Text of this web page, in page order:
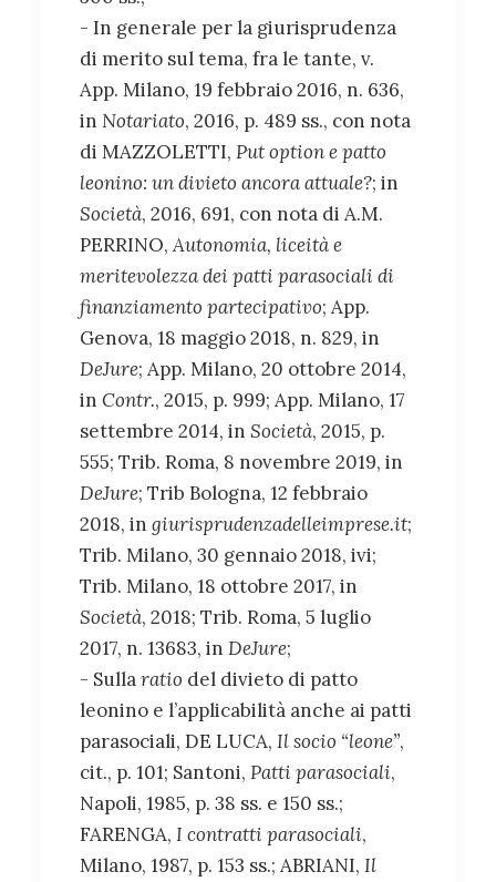
- In generale per la giurisprudenza
di merito sul tema, fra le tante, v.
App. Milano, 19 febbraio 2016, n. 636,
in Notariato, 2016, p. 489 ss., con nota
di MAZZOLETTI, Put option e patto
leonino: un divieto ancora attuale?; in
Società, 2016, 691, con nota di A.M.
PERRINO,Autonomia, liceità e
meritevolezza dei patti parasociali di
finanziamento partecipativo; App.
Genova, 18 maggio 2018, n. 829, in
DeJure; App. Milano, 20 ottobre 2014,
in Contr., 2015, p. 999; App. Milano, 17
settembre 2014, in Società, 2015, p.
555; Trib. Roma, 8 novembre 2019, in
DeJure; Trib Bologna, 12 febbraio
2018, in giurisprudenzadelleimprese.it;
Trib. Milano, 30 gennaio 2018, ivi;
Trib. Milano, 18 ottobre 2017, in
Società, 2018; Trib. Roma, 5 luglio
2017, n. 13683, in DeJure;
- Sullaratio del divieto di patto
leonino e l’applicabilità anche ai patti
parasociali, DE LUCA, Il socio “leone”,
cit., p. 101; Santoni, Patti parasociali,
Napoli, 1985, p. 38 ss. e 150 ss.;
FARENGA, I contratti parasociali,
Milano, 1987, p. 153 ss.; ABRIANI, Il